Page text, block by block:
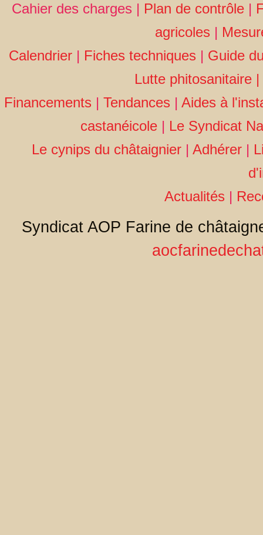
Cahier des charges | Plan de contrôle|
agricoles |
Calendrier| Fiches techniques | Guide
Lutte phitosanitaire|
Financements | Tendances | Aides à
castanéicole| Le Syndicat
Le cynips du châtaignier | Adhérer |
Actualités |
Syndicat AOP Farine de